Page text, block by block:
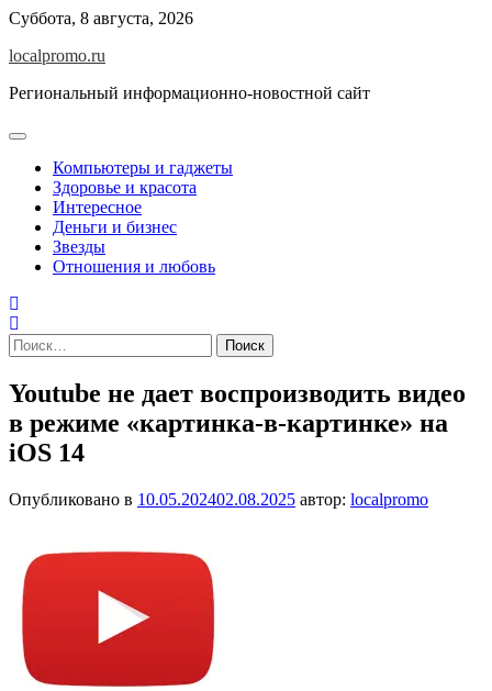
Перейти
содержимому
Суббота, 8 августа, 2026
localpromo.ru
Региональный информационно-новостной сайт
Компьютеры и гаджеты
Здоровье и красота
Интересное
Деньги и бизнес
Звезды
Отношения и любовь
Найти:
Youtube не дает воспроизводить видео
в режиме «картинка-в-картинке» на
iOS 14
Опубликовано в 10.05.202402.08.2025 автор: localpromo